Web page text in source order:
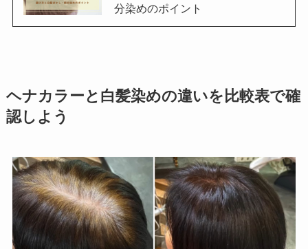
分染めのポイント
ヘナカラーと白髪染めの違いを比較表で確
認しよう